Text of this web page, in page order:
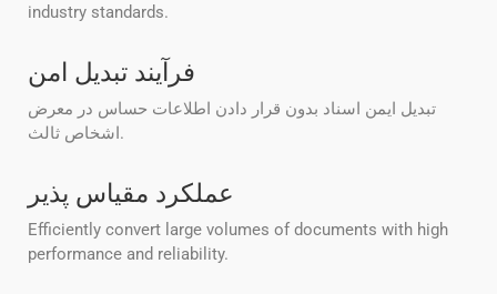
industry standards.
فرآیند تبدیل امن
تبدیل ایمن اسناد بدون قرار دادن اطلاعات حساس در معرض
اشخاص ثالث.
عملکرد مقیاس پذیر
Efficiently convert large volumes of documents with high
performance and reliability.